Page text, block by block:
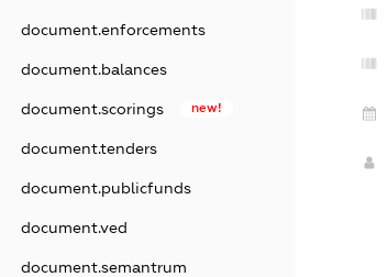
document.enforcements
document.balances
document.scorings new!
document.tenders
document.publicfunds
document.ved
document.semantrum